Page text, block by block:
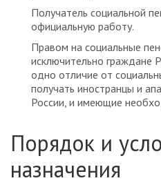
Получатель социальной
официальную работу.
Правом на социальные
исключительно граждане
одно отличие от
получать иностранцы и
России, и имеющие
Порядок и
назначения